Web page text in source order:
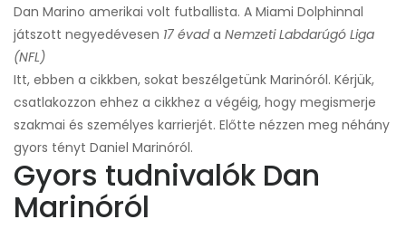
Dan Marino amerikai volt futballista. A Miami Dolphinnal
játszott negyedévesen 17 évada Nemzeti Labdarúgó Liga
(NFL)
Itt, ebben a cikkben, sokat beszélgetünk Marinóról. Kérjük,
csatlakozzon ehhez a cikkhez a végéig, hogy megismerje
szakmai és személyes karrierjét. Előtte nézzen meg néhány
gyors tényt Daniel Marinóról.
Gyors tudnivalók Dan
Marinóról